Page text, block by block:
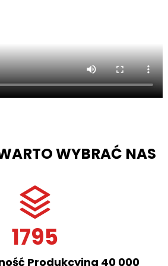
WYBRAĆ NAS
1795
Produkcyjna 40 000